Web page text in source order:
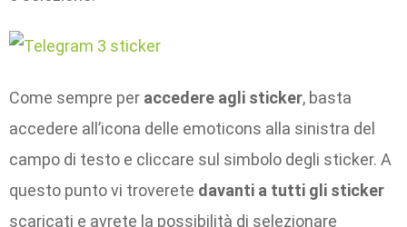
Come sempre per accedere agli sticker, basta
accedere all’icona delle emoticons alla sinistra del
campo di testo e cliccare sul simbolo degli sticker. A
questo punto vi troverete davanti a tutti gli sticker
scaricati e avrete la possibilità di selezionare